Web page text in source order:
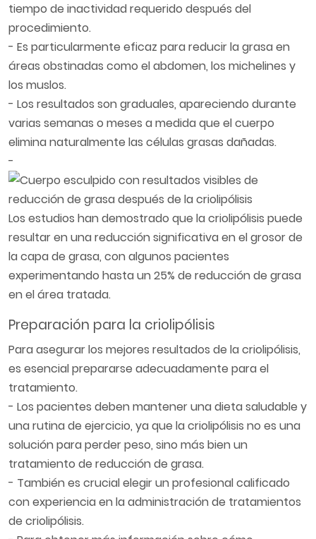
tiempo de inactividad requerido después del
procedimiento.
- Es particularmente eficaz para reducir la grasa en
áreas obstinadas como el abdomen, los michelines y
los muslos.
- Los resultados son graduales, apareciendo durante
varias semanas o meses a medida que el cuerpo
elimina naturalmente las células grasas dañadas.
-
Los estudios han demostrado que la criolipólisis puede
resultar en una reducción significativa en el grosor de
la capa de grasa, con algunos pacientes
experimentando hasta un 25% de reducción de grasa
en el área tratada.
Preparación para la criolipólisis
Para asegurar los mejores resultados de la criolipólisis,
es esencial prepararse adecuadamente para el
tratamiento.
- Los pacientes deben mantener una dieta saludable y
una rutina de ejercicio, ya que la criolipólisis no es una
solución para perder peso, sino más bien un
tratamiento de reducción de grasa.
- También es crucial elegir un profesional calificado
con experiencia en la administración de tratamientos
de criolipólisis.